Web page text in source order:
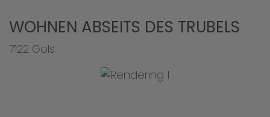
WOHNEN ABSEITS DES TRUBELS
7122 Gols